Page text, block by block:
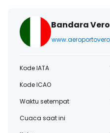
Bandara
Kode IATA
Kode ICAO
Waktu setempat
Cuaca saat ini